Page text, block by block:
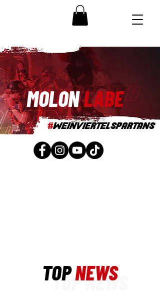
MOLONLABE
#WEINVIERTELSPARTANS
TOP NEWS
TOPNEWS